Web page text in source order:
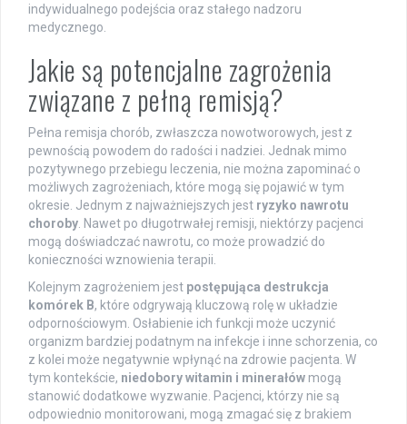
indywidualnego podejścia oraz stałego nadzoru
medycznego.
Jakie są potencjalne zagrożenia
związane z pełną remisją?
Pełna remisja chorób, zwłaszcza nowotworowych, jest z
pewnością powodem do radości i nadziei. Jednak mimo
pozytywnego przebiegu leczenia, nie można zapominać o
możliwych zagrożeniach, które mogą się pojawić w tym
okresie. Jednym z najważniejszych jest ryzyko nawrotu
choroby. Nawet po długotrwałej remisji, niektórzy pacjenci
mogą doświadczać nawrotu, co może prowadzić do
konieczności wznowienia terapii.
Kolejnym zagrożeniem jest postępująca destrukcja
komórek B, które odgrywają kluczową rolę w układzie
odpornościowym. Osłabienie ich funkcji może uczynić
organizm bardziej podatnym na infekcje i inne schorzenia, co
z kolei może negatywnie wpłynąć na zdrowie pacjenta. W
tym kontekście, niedobory witamin i minerałów mogą
stanowić dodatkowe wyzwanie. Pacjenci, którzy nie są
odpowiednio monitorowani, mogą zmagać się z brakiem